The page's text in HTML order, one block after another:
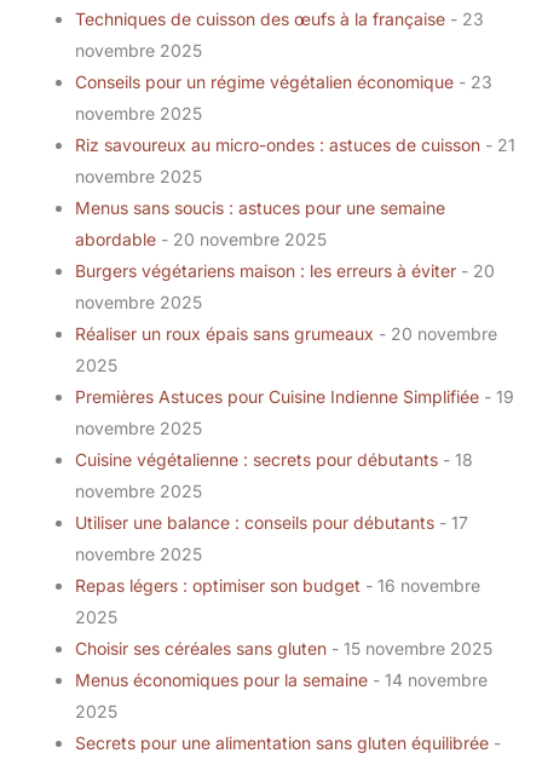
Techniques de cuisson des œufs à la française - 23
novembre 2025
Conseils pour un régime végétalien économique - 23
novembre 2025
Riz savoureux au micro-ondes : astuces de cuisson - 21
novembre 2025
Menus sans soucis : astuces pour une semaine
abordable - 20 novembre 2025
Burgers végétariens maison : les erreurs à éviter - 20
novembre 2025
Réaliser un roux épais sans grumeaux - 20 novembre
2025
Premières Astuces pour Cuisine Indienne Simplifiée - 19
novembre 2025
Cuisine végétalienne : secrets pour débutants - 18
novembre 2025
Utiliser une balance : conseils pour débutants - 17
novembre 2025
Repas légers : optimiser son budget - 16 novembre
2025
Choisir ses céréales sans gluten - 15 novembre 2025
Menus économiques pour la semaine - 14 novembre
2025
Secrets pour une alimentation sans gluten équilibrée -